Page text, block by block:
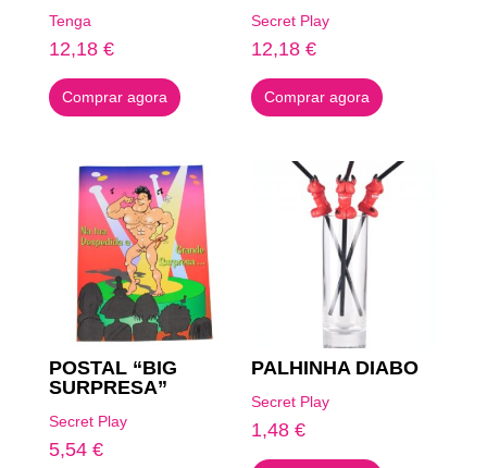
Tenga
12,18 €
Comprar agora
Secret Play
12,18€
Comprar agora
POSTAL “BIG
SURPRESA”
Secret Play
5,54 €
PALHINHA DIABO
Secret Play
1,48€